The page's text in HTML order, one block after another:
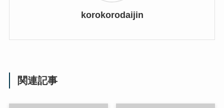
korokorodaijin
関連記事